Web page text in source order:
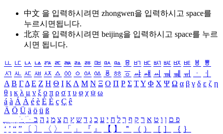
中文 을 입력하시려면 zhongwen을 입력하시고 space를
누르시면됩니다.
北京 을 입력하시려면 beijing을 입력하시고 space를 누르
시면 됩니다.
ㅥ ㅦ ㅧ ㅨ ㅩ ㅪ ㅫ ㅬ ㅭ ㅮ ㅯ ㅰ ㅱ ㅲ ㅳ ㅴ ㅵ ㅶ ㅷ ㅸ
ㅹ
ㅺ ㅻ ㅼ ㅽ ㅾ ㅿ ㆀ ㆁ ㆂ ㆃ ㆄ ㆅ ㆆ ㆇ ㆈ ㆉ ㆊ ㆋ ㆌ ㆍ
ㆎ
Α Β ΓΔ Ε Ζ Η Θ Ι ΚΛ Μ Ν Ξ Ο Π Ρ Σ ΤΥ Φ Χ Ψ Ω α β γ δ ε ζ η
θ ι κ λ μ ν ξ ο π ρ σ τ υ φ χ ψ ω
á à Á À é è É È ç Ç ê
Ä Ö Ü ä ö ü ß
ִֶֹ ֻּ ׁׂ פ ם ן ו ט א ר ק ף ך ל ח י ע כ ג ד ש ץ ת צ מ נ ה ב
‘ ’ “ ” 〔 〕 〈 〉 「 」 『 』 【 】 ＂ （ ） ［ ］ ｛ ｝